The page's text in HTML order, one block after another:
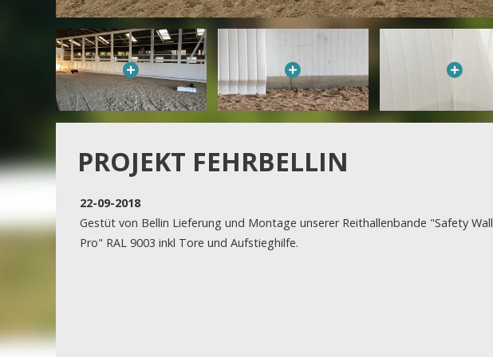
PROJEKT FEHRBELLIN
22-09-2018
Gestüt von Bellin Lieferung und Montage unserer Reithallenbande "Safety Wall
Pro" RAL 9003 inkl Tore und Aufstieghilfe.